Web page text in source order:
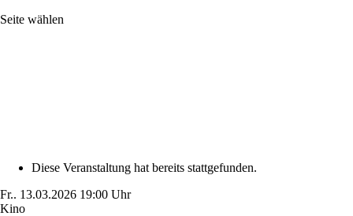
Seite wählen
Diese Veranstaltung hat bereits stattgefunden.
Fr.. 13.03.2026 19:00 Uhr
Kino